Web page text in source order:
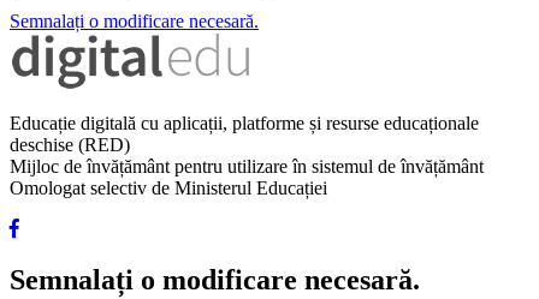
Semnalați o modificare necesară.
Educație digitală cu aplicații, platforme și resurse educaționale
deschise (RED)
Mijloc de învățământ pentru utilizare în sistemul de învățământ
Omologat selectiv de Ministerul Educației
Semnalați o modificare necesară.